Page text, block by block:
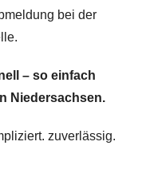
bei der
– so einfach
Niedersachsen.
zuverlässig.